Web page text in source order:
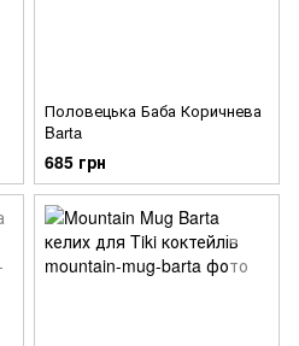
Половецька Баба Коричнева
Barta
685 грн